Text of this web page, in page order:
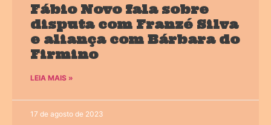
Fábio Novo fala sobre
disputa com Franzé Silva
e aliança com Bárbara do
Firmino
LEIA MAIS »
17 de agosto de 2023